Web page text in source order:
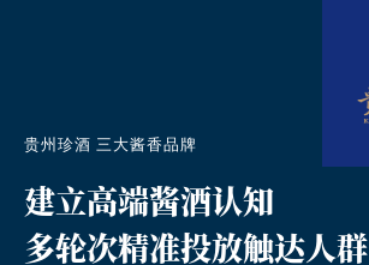
贵州珍酒 三大酱香品牌
建立高端酱酒认知
多轮次精准投放触达人群